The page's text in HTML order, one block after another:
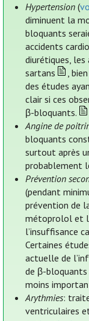
Hypertension (
diminuent la
bloquants
accidents
diurétiques, les
sartans
,
des études
clair si ces
β-bloquants.
Angine de
bloquants
surtout après
probablement
Prévention
(pendant
prévention de
métoprolol et
l’insuffisance
Certaines
actuelle de
de β-bloquants
moins
Arythmies:
ventriculaires